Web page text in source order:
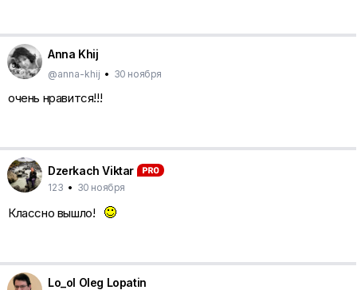
Anna Khij
@anna-khij • 30 ноября
очень нравится!!!
Dzerkach Viktar
123 • 30 ноября
Классно вышло!
Lo_ol Oleg Lopatin